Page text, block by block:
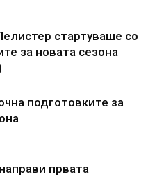
стартуваше со
за новата сезона
подготовките за
првата